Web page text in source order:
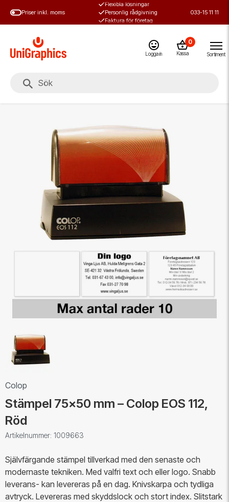
Priser inkl. moms
Flexibla lösningar
Personlig rådgivning
Faktura för företag
033-15 11 11
Logga in
0
Kassa Sortiment
Colop
Stämpel 75x50 mm – Colop EOS 112,
Röd
Artikelnummer: 1009663
Självfärgande stämpel tillverkad med den senaste och
modernaste tekniken. Med valfri text och eller logo. Snabb
leverans- kan levereras på en dag. Knivskarpa och tydliga
avtryck. Levereras med skyddslock och stort index. Slitstark